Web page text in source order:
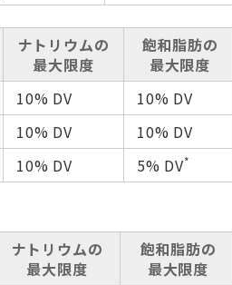
ナトリウムの
最大限度
飽和脂肪の
最大限度
10% DV
10% DV
10% DV
10% DV
10% DV 5% DV*
ナトリウムの
最大限度
飽和脂肪の
最大限度